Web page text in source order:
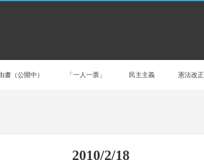
書（公開中） 「一人一票」 民主主義 憲法改正
2010/2/18